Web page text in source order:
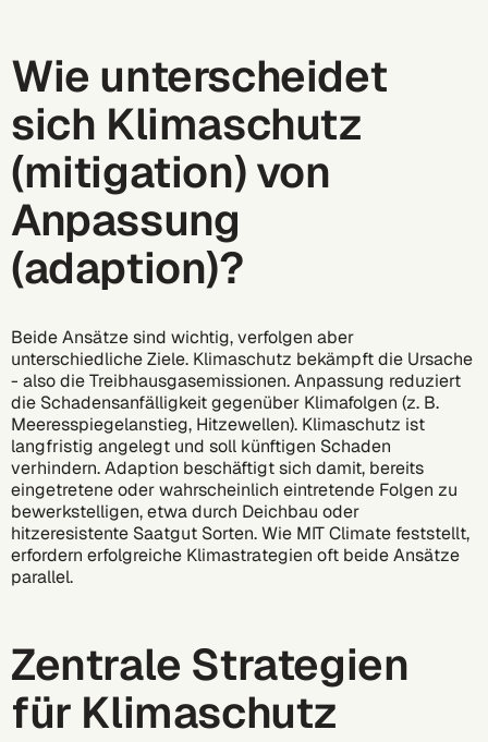
Wie unterscheidet
sich Klimaschutz
(mitigation) von
Anpassung
(adaption)?
Beide Ansätze sind wichtig, verfolgen aber
unterschiedliche Ziele. Klimaschutz bekämpft die Ursache
- also die Treibhausgasemissionen. Anpassung reduziert
die Schadensanfälligkeit gegenüber Klimafolgen (z. B.
Meeresspiegelanstieg, Hitzewellen). Klimaschutz ist
langfristig angelegt und soll künftigen Schaden
verhindern. Adaption beschäftigt sich damit, bereits
eingetretene oder wahrscheinlich eintretende Folgen zu
bewerkstelligen, etwa durch Deichbau oder
hitzeresistente Saatgut Sorten.Wie MIT Climate feststellt,
erfordern erfolgreiche Klimastrategien oft beide Ansätze
parallel.
Zentrale Strategien
für Klimaschutz